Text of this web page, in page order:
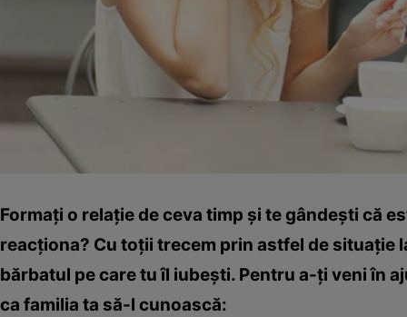
Formaţi o relaţie de ceva timp şi te gândeşti că
reacţiona? Cu toţii trecem prin astfel de situaţie
bărbatul pe care tu îl iubeşti. Pentru a-ţi veni în
ca familia ta să-l cunoască: